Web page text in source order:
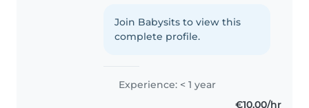
enfants avec bienveillance. J'ai
une expérience avec les enfants
Join Babysits to view this
complete profile.
Experience: < 1 year
€10.00/hr